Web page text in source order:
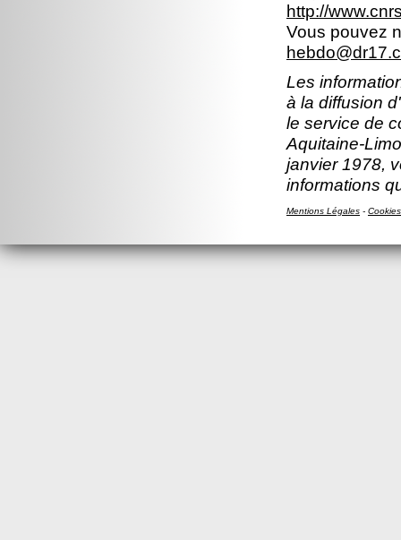
http://
Vous pouvez
Les
à la diffusion
le service de
Aquitaine-
janvier 1978,
informations
Mentions Légales - Cookies